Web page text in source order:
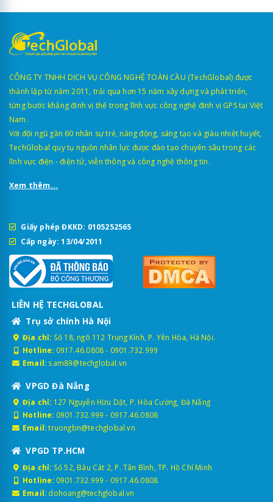
CÔNG TY TNHH DỊCH VỤ CÔNG NGHỆ TOÀN CẦU (TechGlobal) được
thành lập từ năm 2011, trải qua hơn 15 năm xây dựng và phát triển,
từng bước khẳng định vị thế trong lĩnh vực công nghệ định vị GPS tại Việt
Nam.
Với đội ngũ gần 60 nhân sự trẻ, năng động, sáng tạo và giàu nhiệt huyết,
TechGlobal quy tụ nguồn nhân lực được đào tạo chuyên sâu trong các
lĩnh vực điện - điện tử, viễn thông và công nghệ thông tin.
Xem thêm...
Giấy phép ĐKKD: 0105252565
Cấp ngày: 13/04/2011
LIÊN HỆ TECHGLOBAL
Trụ sở chính Hà Nội
Địa chỉ: Số 18, ngõ 112 Trung Kính, P. Yên Hòa, Hà Nội.
Hotline: 0917.46.0808- 0901.732.999
Email: sam89@techglobal.vn
VPGD Đà Nẵng
Địa chỉ: 127 Nguyễn Hữu Dật, P. Hòa Cường, Đà Nẵng
Hotline: 0901.732.999 - 0917.46.0808
Email: truongbn@techglobal.vn
VPGD TP.HCM
Địa chỉ: Số 52, Bàu Cát 2, P. Tân Bình, TP. Hồ Chí Minh
Hotline: 0901.732.999 - 0917.46.0808
Email: dohoang@techglobal.vn